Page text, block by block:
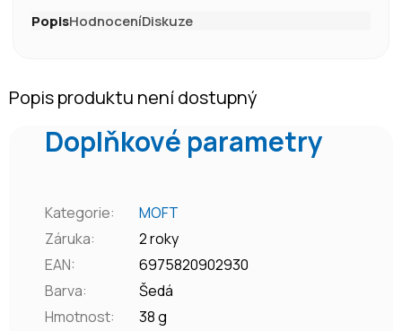
PopisHodnoceníDiskuze
Popis produktu není dostupný
Doplňkové parametry
Kategorie:
MOFT
Záruka:
2 roky
EAN:
6975820902930
Barva:
Šedá
Hmotnost:
38 g